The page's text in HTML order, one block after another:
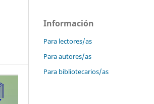
Información
Para lectores/as
Para autores/as
Para bibliotecarios/as